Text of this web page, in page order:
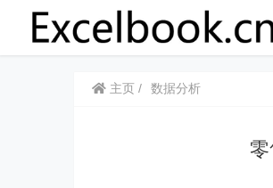
主页 数据分析